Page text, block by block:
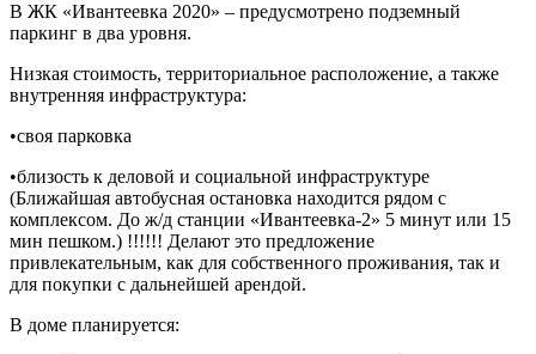
В ЖК «Ивантеевка 2020» – предусмотрено подземный
паркинг в два уровня.
Низкая стоимость, территориальное расположение, а также
внутренняя инфраструктура:
•своя парковка
•близость к деловой и социальной инфраструктуре
(Ближайшая автобусная остановка находится рядом с
комплексом. До ж/д станции «Ивантеевка-2» 5 минут или 15
мин пешком.) !!!!!! Делают это предложение
привлекательным, как для собственного проживания, так и
для покупки с дальнейшей арендой.
В доме планируется: